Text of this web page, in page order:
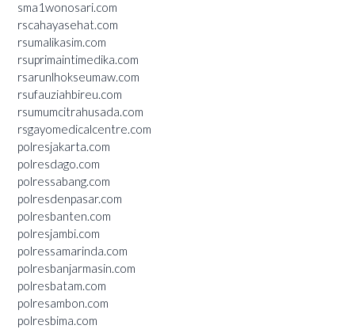
sma1wonosari.com
rscahayasehat.com
rsumalikasim.com
rsuprimaintimedika.com
rsarunlhokseumaw.com
rsufauziahbireu.com
rsumumcitrahusada.com
rsgayomedicalcentre.com
polresjakarta.com
polresdago.com
polressabang.com
polresdenpasar.com
polresbanten.com
polresjambi.com
polressamarinda.com
polresbanjarmasin.com
polresbatam.com
polresambon.com
polresbima.com